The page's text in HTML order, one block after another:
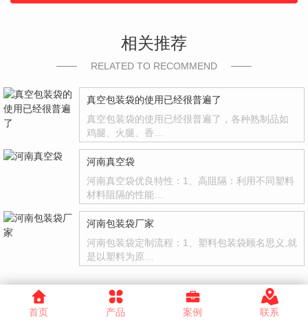
相关推荐
RELATED TO RECOMMEND
真空包装袋的使用已经很普遍了
真空包装袋的使用已经很普遍了，各种熟制品如
鸡腿、火腿、香…
河南真空袋
河南真空袋优良特性：1、高阻隔：利用不同塑料
材料阻隔的性能…
河南包装袋厂家
河南包装袋定制流程：1、塑料包装袋顾名思义,就
是以塑料为原…
首页 产品 案例 联系